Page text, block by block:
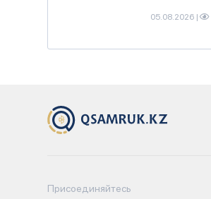
05.08.2026 |
Присоединяйтесь